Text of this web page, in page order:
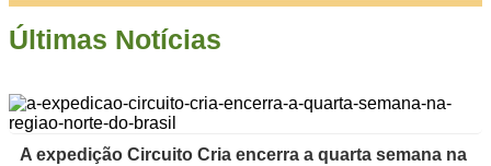
Últimas Notícias
A expedição Circuito Cria encerra a quarta semana na